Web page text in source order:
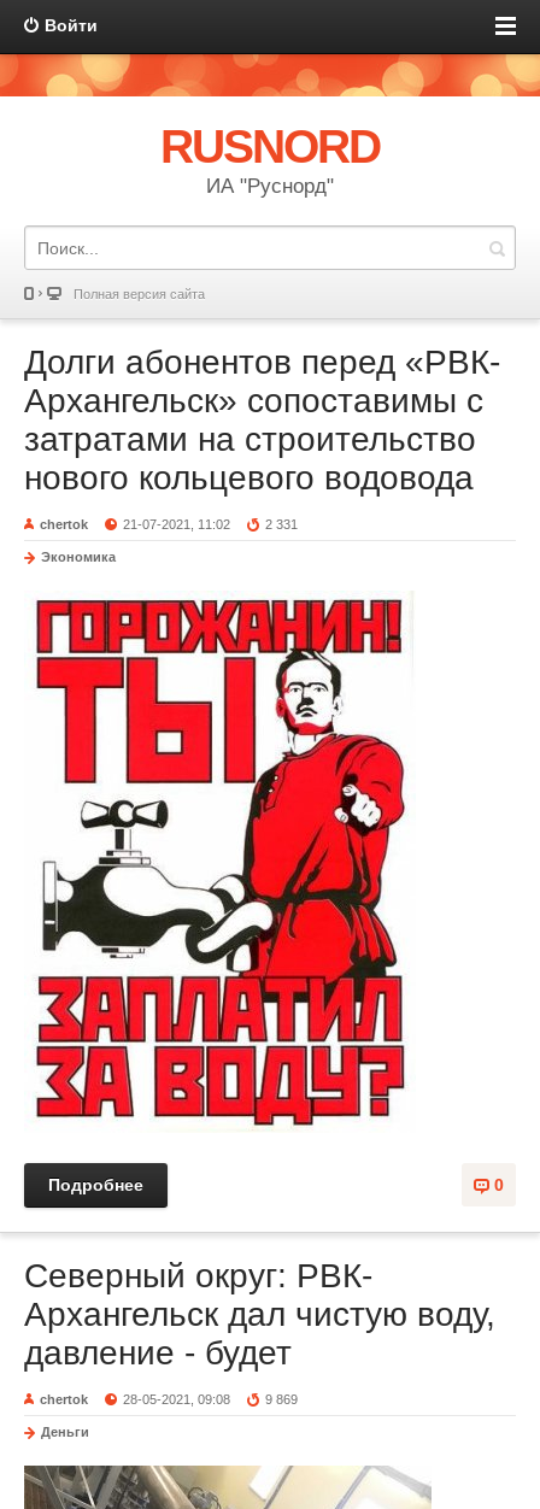
Войти
RUSNORD
ИА "Руснорд"
Полная версия сайта
Долги абонентов перед «РВК-
Архангельск» сопоставимы с
затратами на строительство
нового кольцевого водовода
chertok 21-07-2021, 11:02 2 331
Экономика
0
Подробнее
Северный округ: РВК-
Архангельск дал чистую воду,
давление - будет
chertok 28-05-2021, 09:08 9 869
Деньги